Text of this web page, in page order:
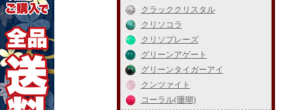
クラッククリスタル
クリソコラ
クリソプレーズ
グリーンアゲート
グリーンタイガーアイ
クンツァイト
コーラル(珊瑚)